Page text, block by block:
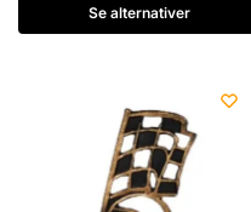
Se alternativer